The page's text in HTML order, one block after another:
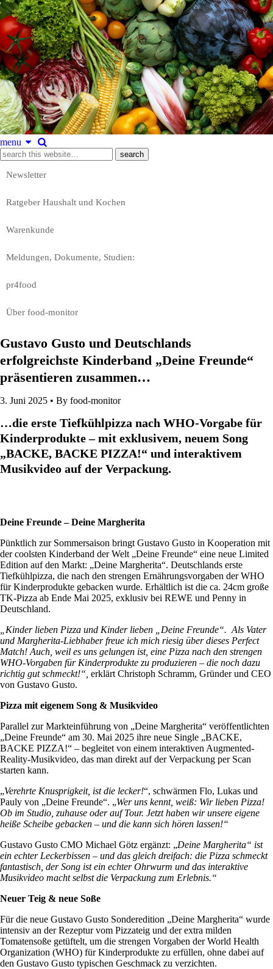
menu
Newsletter
Ratgeber Haushalt und Kochen
Warenkunde
Meldungen, Dokumente, Studien:
pr4food
Über food-monitor
Gustavo Gusto und Deutschlands
erfolgreichste Kinderband „Deine Freunde“
präsentieren zusammen…
3. Juni 2025 • By food-monitor
…die erste Tiefkühlpizza nach WHO-Vorgabe für
Kinderprodukte – mit exklusivem, neuem Song
„BACKE, BACKE PIZZA!“ und interaktivem
Musikvideo auf der Verpackung.
Deine Freunde – Deine Margherita
Pünktlich zur Sommersaison bringt Gustavo Gusto in Kooperation mit
der coolsten Kinderband der Welt „Deine Freunde“ eine neue Limited
Edition auf den Markt: „Deine Margherita“. Deutschlands erste
Tiefkühlpizza, die nach den strengen Ernährungsvorgaben der WHO
für Kinderprodukte gebacken wurde. Erhältlich ist die ca. 24cm große
TK-Pizza ab Ende Mai 2025, exklusiv bei REWE und Penny in
Deutschland.
„Kinder lieben Pizza und Kinder lieben „Deine Freunde“. Als Vater
und Margherita-Liebhaber freue ich mich riesig über dieses Perfect
Match! Auch, weil es uns gelungen ist, eine Pizza nach den strengen
WHO-Vorgaben für Kinderprodukte zu produzieren – die noch dazu
richtig gut schmeckt!“, erklärt Christoph Schramm, Gründer und CEO
von Gustavo Gusto.
Pizza mit eigenem Song & Musikvideo
Parallel zur Markteinführung von „Deine Margherita“ veröffentlichten
„Deine Freunde“ am 30. Mai 2025 ihre neue Single „BACKE,
BACKE PIZZA!“ – begleitet von einem interaktiven Augmented-
Reality-Musikvideo, das man direkt auf der Verpackung per Scan
starten kann.
„Verehrte Knusprigkeit, ist die lecker!“, schwärmen Flo, Lukas und
Pauly von „Deine Freunde“. „Wer uns kennt, weiß: Wir lieben Pizza!
Ob im Studio, zuhause oder auf Tour. Jetzt haben wir unsere eigene
heiße Scheibe gebacken – und die kann sich hören lassen!“
Gustavo Gusto CMO Michael Götz ergänzt: „Deine Margherita“ ist
ein echter Leckerbissen – und das gleich dreifach: die Pizza schmeckt
fantastisch, der Song ist ein echter Ohrwurm und das interaktive
Musikvideo macht selbst die Verpackung zum Erlebnis.“
Neuer Teig & neue Soße
Für die neue Gustavo Gusto Sonderedition „Deine Margherita“ wurde
intensiv an der Rezeptur vom Pizzateig und der extra milden
Tomatensoße getüftelt, um die strengen Vorgaben der World Health
Organization (WHO) für Kinderprodukte zu erfüllen, ohne dabei auf
den Gustavo Gusto typischen Geschmack zu verzichten.